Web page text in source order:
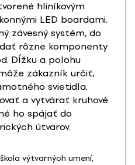
hliníkovým
LED boardami.
závesný systém, do
rôzne komponenty
Dĺžku a polohu
zákazník určiť,
svietidla.
a vytvárať kruhové
ho spájať do
útvarov.
výtvarných umení,